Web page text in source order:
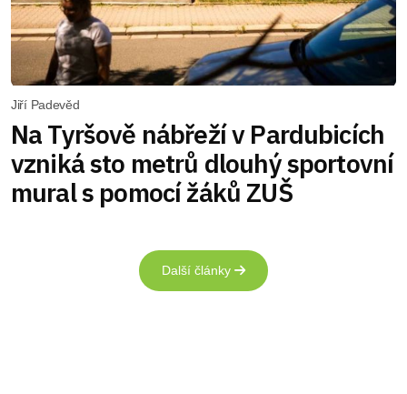
Jiří Padevěd
Na Tyršově nábřeží v Pardubicích
vzniká sto metrů dlouhý sportovní
mural s pomocí žáků ZUŠ
Další články